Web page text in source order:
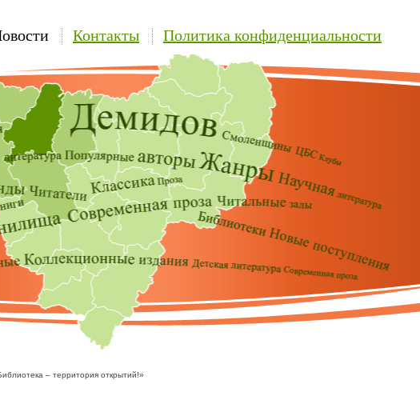
Контакты Политика конфиденциальности
– территория открытий!»